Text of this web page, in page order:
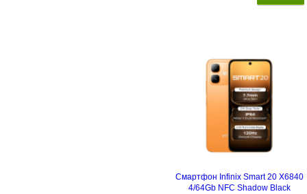
Смартфон Infinix Smart 20 X6840
4/64Gb NFC Shadow Black